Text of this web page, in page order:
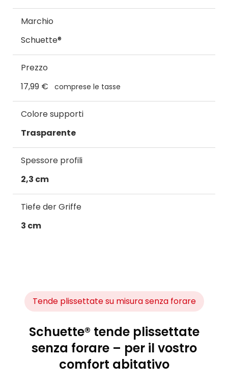
Marchio
Schuette®
Prezzo
17,99 € comprese le tasse
Colore supporti
Trasparente
Spessore profili
2,3 cm
Tiefe der Griffe
3 cm
Tende plissettate su misura senza forare
Schuette® tende plissettate
senza forare – per il vostro
comfort abitativo